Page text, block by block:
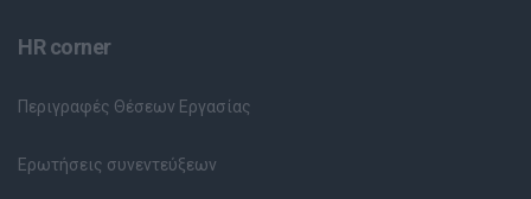
HR corner
Περιγραφές Θέσεων Εργασίας
Ερωτήσεις συνεντεύξεων